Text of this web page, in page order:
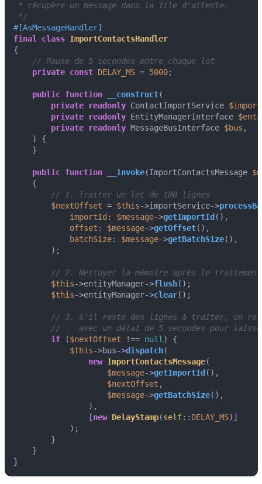
* récupère un message dans la file d'attente.
*/
#[AsMessageHandler]
final
class ImportContactsHandler
{
// Pause de 5 secondes entre chaque lot
private const DELAY_MS = 5000;
public function __construct(
private
readonly ContactImportService
private
readonly EntityManagerInterface
private
readonly MessageBusInterface $bus ,
) {
    }
public function __invoke(ImportContactsMessage
{
// 1. Traiter un lot de 100 lignes
$nextOffset = $this->importService->
importId : $message->getImportId (),
offset : $message->getOffset(),
batchSize: $message->getBatchSize(),
        );
// 2. Nettoyer la mémoire après le traitement
$this->entityManager->flush();
$this->entityManager->clear();
// 3. S'il reste des lignes à traiter, on
//    avec un délai de 5 secondes pour
if ($nextOffset !== null ) {
$this->bus->dispatch(
new ImportContactsMessage(
$message->getImportId (),
$nextOffset ,
$message->getBatchSize(),
                ),
                [
new DelayStamp(self:: DELAY_MS)]
            );
        }
    }
}